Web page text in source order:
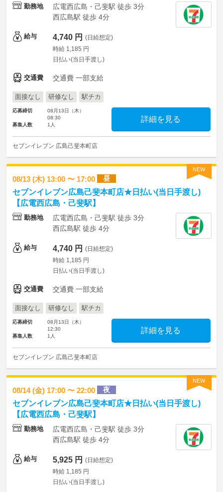
勤務地
広電西広島・己斐駅 徒歩 3分
西広島駅 徒歩 4分
給与 4,740 円 (日給想定)
時給 1,185 円
日払い(当日手渡し)
交通費 交通費 一部支給
面接なし 研修なし 駅チカ
応募締切
08月13日（木）
08:30
募集人数
1人
詳細を見る
セブンイレブン 広島己斐本町店
NEW
08/13 (木) 13:00 〜 17:00 昼
セブンイレブン広島己斐本町店★日払い(当日手渡し)
【広電西広島・己斐駅】
勤務地
広電西広島・己斐駅 徒歩 3分
西広島駅 徒歩 4分
給与 4,740 円 (日給想定)
時給 1,185 円
日払い(当日手渡し)
交通費 交通費 一部支給
面接なし 研修なし 駅チカ
応募締切
08月13日（木）
12:30
募集人数
1人
詳細を見る
セブンイレブン 広島己斐本町店
NEW
08/14 (金) 17:00 〜 22:00 夜
セブンイレブン広島己斐本町店★日払い(当日手渡し)
【広電西広島・己斐駅】
勤務地
広電西広島・己斐駅 徒歩 3分
西広島駅 徒歩 4分
給与 5,925 円 (日給想定)
時給 1,185 円
日払い(当日手渡し)